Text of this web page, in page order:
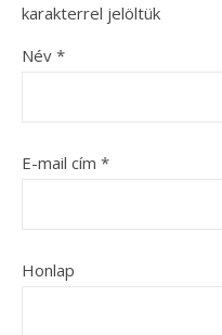
karakterrel jelöltük
Név *
E-mail cím *
Honlap